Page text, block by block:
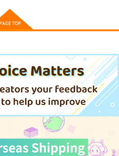
しにコマンド
た 2）
サンプル
品詳細